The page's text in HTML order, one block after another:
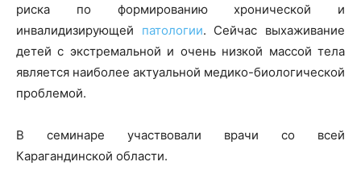
риска по формированию хронической и
инвалидизирующей патологии. Сейчас выхаживание
детей с экстремальной и очень низкой массой тела
является наиболее актуальной медико-биологической
проблемой.
В семинаре участвовали врачи со всей
Карагандинской области.